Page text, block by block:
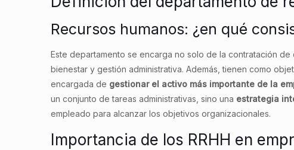
Recursos humanos: ¿en qué
Este departamento se encarga no solo de la contratación
bienestar y gestión administrativa. Además, tienen como
encargada de gestionar el activo más importante de la
un conjunto de tareas administrativas, sino una estrategia
empleado para alcanzar los objetivos organizacionales.
Importancia de los RRHH en